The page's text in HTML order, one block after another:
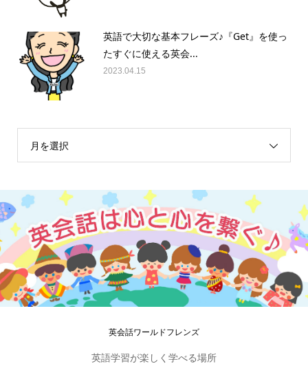
英語で大切な基本フレーズ♪『Get』を使っ
たすぐに使える英会...
2023.04.15
月を選択
英会話ワールドフレンズ
英語学習が楽しく学べる場所